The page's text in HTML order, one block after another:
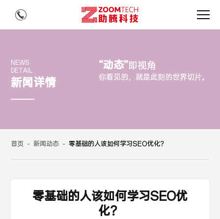
NEWS
DETAIL
新闻详情
“动态”即视角
你看见的，就是此刻的世界切片。
首页 - 新闻动态 - 零基础的人该如何学习SEO优化？
零基础的人该如何学习SEO优
化？